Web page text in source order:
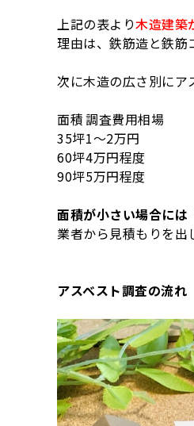
上記の表より木造建築
理由は、鉄筋造と鉄筋
次に木造の広さ別にア
面積調査費用相場
35坪1〜2万円
60坪4万円程度
90坪5万円程度
面積が小さい場合には
業者から見積もりを出
アスベスト調査の流れ